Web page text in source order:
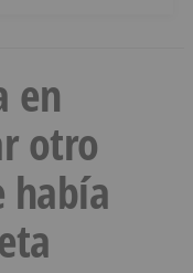
en
otro
había